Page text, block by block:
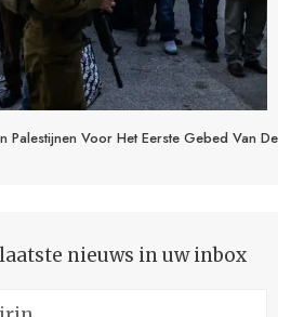
Palestijnen Voor Het Eerste Gebed Van De
nieuws in uw inbox